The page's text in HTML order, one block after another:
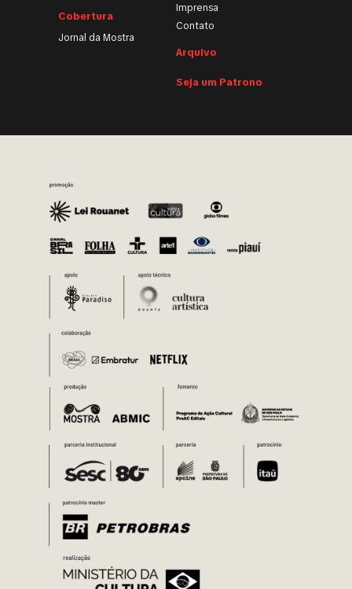
Cobertura
Jornal da Mostra
Imprensa
Contato
Arquivo
Seja um Patrono